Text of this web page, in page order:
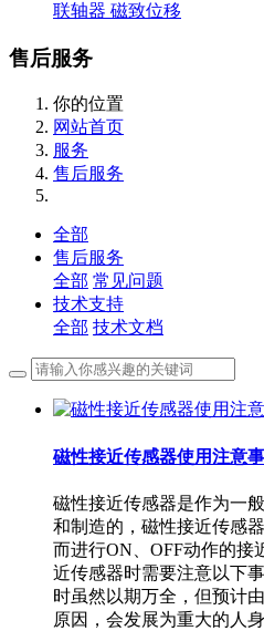
联轴器 磁致位移
售后服务
你的位置
网站首页
服务
售后服务
全部
售后服务
全部 常见问题
技术支持
全部 技术文档
磁性接近传感器使用注意
磁性接近传感器是作为一
和制造的，磁性接近传感
而进行ON、OFF动作的接
近传感器时需要注意以下
时虽然以期万全，但预计
原因，会发展为重大的人